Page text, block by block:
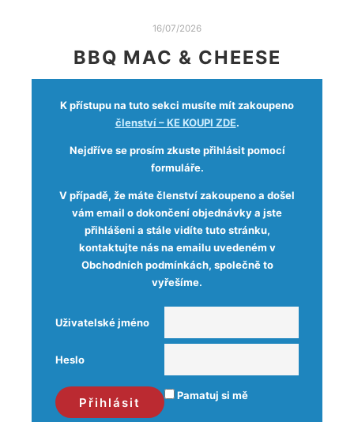
16/07/2026
BBQ MAC & CHEESE
K přístupu na tuto sekci musíte mít zakoupeno
členství – KE KOUPI ZDE.
Nejdříve se prosím zkuste přihlásit pomocí
formuláře.
V případě, že máte členství zakoupeno a došel
vám email o dokončení objednávky a jste
přihlášeni a stále vidíte tuto stránku,
kontaktujte nás na emailu uvedeném v
Obchodních podmínkách, společně to
vyřešíme.
Uživatelské jméno
Heslo
Pamatuj si mě